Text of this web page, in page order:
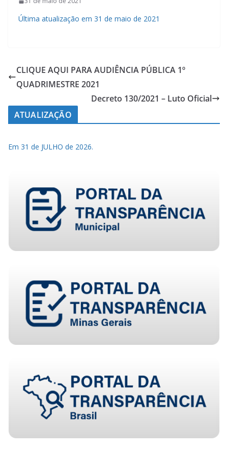
Última atualização em 31 de maio de 2021
CLIQUE AQUI PARA AUDIÊNCIA PÚBLICA 1º
QUADRIMESTRE 2021
Decreto 130/2021 – Luto Oficial
ATUALIZAÇÃO
Em 31 de JULHO de 2026.